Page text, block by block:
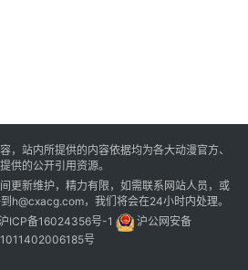
，站内所提供的内容依据均为各大动漫官方、
供的公开引用资源。
更新维护，精力有限，如需联系网站人员，或
h@cxacg.com，我们将会在24小时内处理。
ICP备16024356号-1
沪公网安备
号